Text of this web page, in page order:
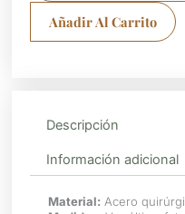
Añadir Al Carrito
Descripción
Información adicional
Material: Acero